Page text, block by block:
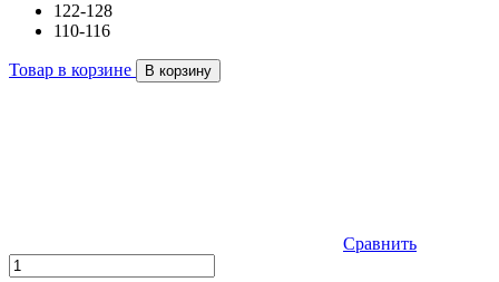
122-128
110-116
Товар в корзине В корзину
Сравнить